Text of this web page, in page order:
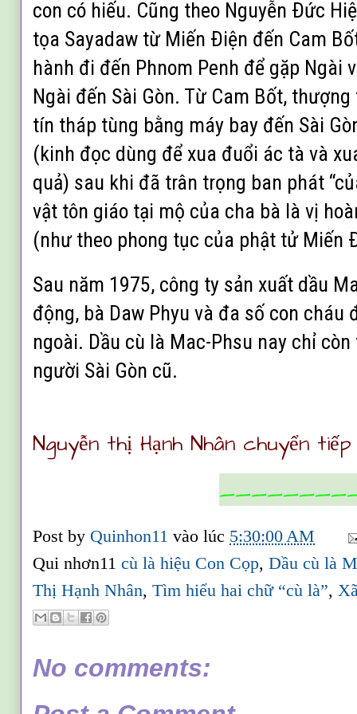
con có hiếu. Cũng theo Nguyễn Ðức
tọa Sayadaw từ Miến Ðiện đến Cam
hành đi đến Phnom Penh để gặp
Ngài đến Sài Gòn. Từ Cam Bốt,
tín tháp tùng bằng máy bay đến Sài
(kinh đọc dùng để xua đuổi ác tà và
quả) sau khi đã trân trọng ban phát
vật tôn giáo tại mộ của cha bà là vị
(như theo phong tục của phật tử Miến
Sau năm 1975, công ty sản xuất dầu
động, bà Daw Phyu và đa số con
ngoài. Dầu cù là Mac-Phsu nay chỉ
người Sài Gòn cũ.
Nguyễn thị Hạnh Nhân chuyển tiếp
Post by Quinhon11vào lúc 5:30:00 AM
Qui nhơn11cù là hiệu Con Cọp,Dầu cù là
Thị Hạnh Nhân,Tìm hiểu hai chữ “cù là”,
No comments: